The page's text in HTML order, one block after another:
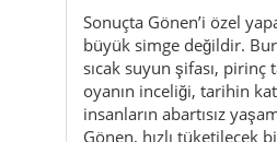
Sonuçta Gönen’i özel
büyük simge değildir.
sıcak suyun şifası, pirinç
oyanın inceliği, tarihin
insanların abartısız
Gönen, hızlı tüketilecek